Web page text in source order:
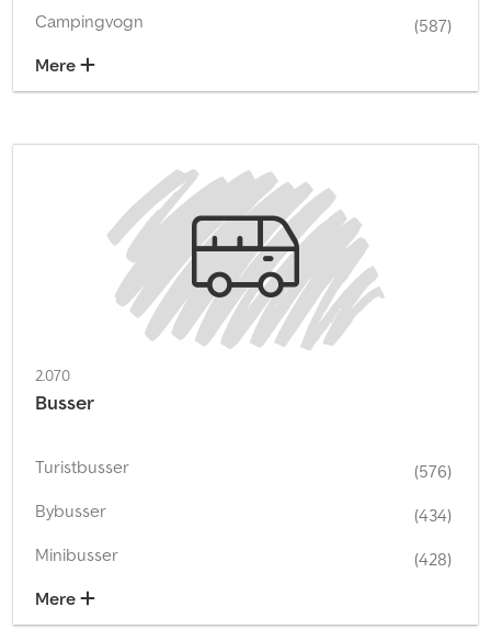
Campingvogn
(587)
Mere
2.070
Busser
Turistbusser
(576)
Bybusser
(434)
Minibusser
(428)
Mere